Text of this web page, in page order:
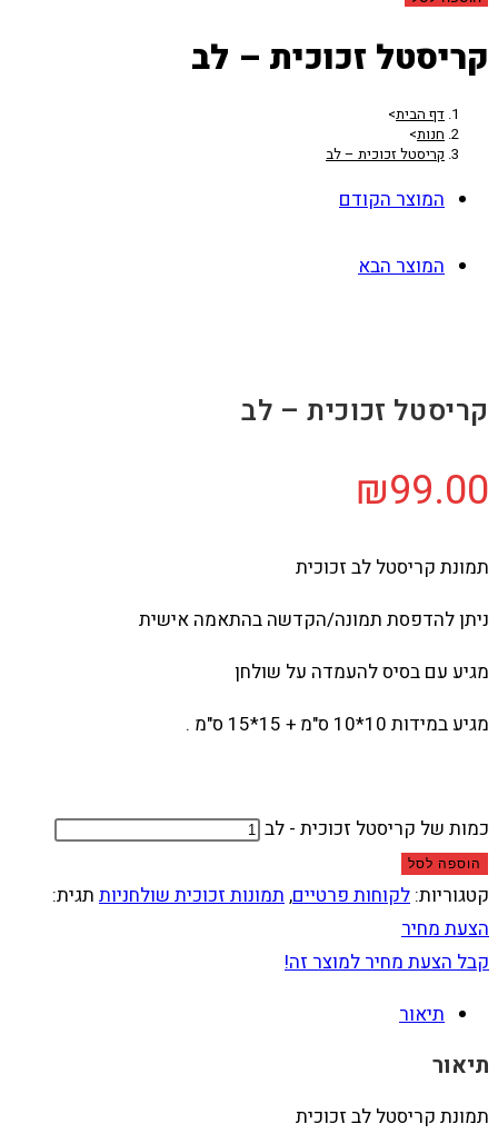
קריסטל זכוכית – לב
דף הבית>
חנות>
קריסטל זכוכית – לב
המוצר הקודם
המוצר הבא
קריסטל זכוכית – לב
₪99.00
תמונת קריסטל לב זכוכית
ניתן להדפסת תמונה/הקדשה בהתאמה אישית
מגיע עם בסיס להעמדה על שולחן
מגיע במידות 10*10 ס"מ + 15*15 ס"מ .
כמות של קריסטל זכוכית - לב
הוספה לסל
קטגוריות: לקוחות פרטיים, תמונות זכוכית שולחניות תגית:
הצעת מחיר
קבל הצעת מחיר למוצר זה!
תיאור
תיאור
תמונת קריסטל לב זכוכית